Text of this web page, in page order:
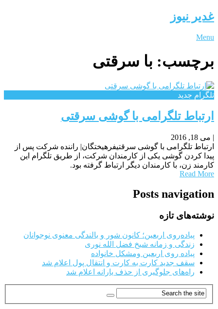
غدیر نیوز
Menu
برچسب: با سرقتی
تلگرام جدید
ارتباط تلگرامی با گوشی سرقتی
| می 18, 2016
ارتباط تلگرامی با گوشی سرقتیفرهیختگان| راننده شرکت پس از
پیدا کردن گوشی یکی از کارمندان شرکت، از طریق تلگرام این
کارمند زن، با کارمندان دیگر ارتباط گرفته بود.
Read More
Posts navigation
نوشته‌های تازه
پیاده‌روی اربعین؛ کانون شور و بالندگی معنوی نوجوانان
زندگی و زمانه شیخ فضل الله نوری
پیاده روی اربعین ومشکل خانواده
سقف جدید کارت به کارت و انتقال پول اعلام شد
راه‌های جلوگیری از حذف یارانه اعلام شد